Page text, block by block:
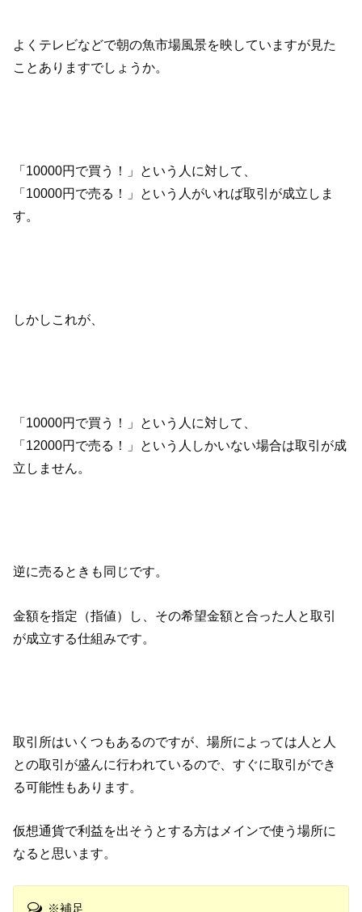
よくテレビなどで朝の魚市場風景を映していますが見た
ことありますでしょうか。
「10000円で買う！」という人に対して、
「10000円で売る！」という人がいれば取引が成立しま
す。
しかしこれが、
「10000円で買う！」という人に対して、
「12000円で売る！」という人しかいない場合は取引が成
立しません。
逆に売るときも同じです。
金額を指定（指値）し、その希望金額と合った人と取引
が成立する仕組みです。
取引所はいくつもあるのですが、場所によっては人と人
との取引が盛んに行われているので、すぐに取引ができ
る可能性もあります。
仮想通貨で利益を出そうとする方はメインで使う場所に
なると思います。
※補足